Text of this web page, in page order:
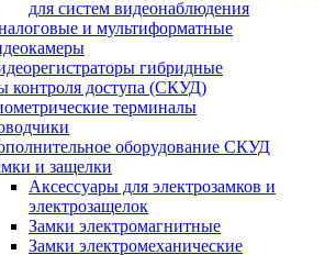
для систем видеонаблюдения
и мультиформатные
гибридные
контроля доступа (СКУД)
терминалы
оборудование СКУД
и защелки
Аксессуары для электрозамков и
электрозащелок
Замки электромагнитные
Замки электромеханические